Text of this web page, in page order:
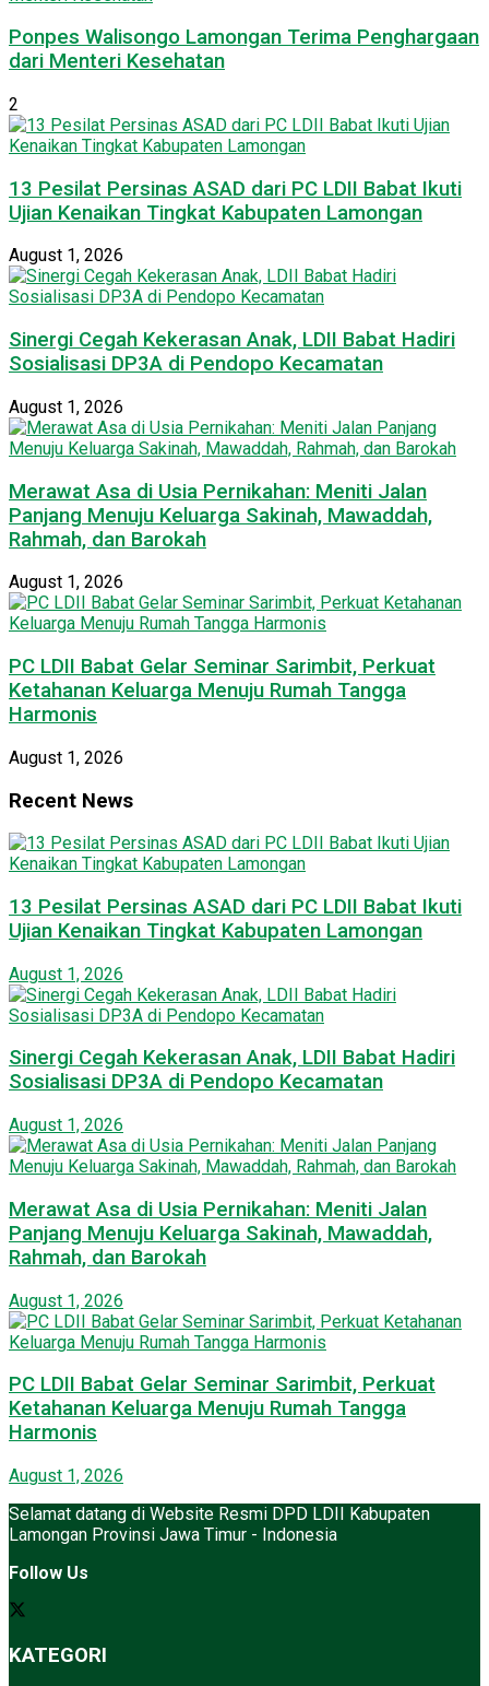
Ponpes Walisongo Lamongan Terima Penghargaan
dari Menteri Kesehatan
2
13 Pesilat Persinas ASAD dari PC LDII Babat Ikuti
Ujian Kenaikan Tingkat Kabupaten Lamongan
August 1, 2026
Sinergi Cegah Kekerasan Anak, LDII Babat Hadiri
Sosialisasi DP3A di Pendopo Kecamatan
August 1, 2026
Merawat Asa di Usia Pernikahan: Meniti Jalan
Panjang Menuju Keluarga Sakinah, Mawaddah,
Rahmah, dan Barokah
August 1, 2026
PC LDII Babat Gelar Seminar Sarimbit, Perkuat
Ketahanan Keluarga Menuju Rumah Tangga
Harmonis
August 1, 2026
Recent News
13 Pesilat Persinas ASAD dari PC LDII Babat Ikuti
Ujian Kenaikan Tingkat Kabupaten Lamongan
August 1, 2026
Sinergi Cegah Kekerasan Anak, LDII Babat Hadiri
Sosialisasi DP3A di Pendopo Kecamatan
August 1, 2026
Merawat Asa di Usia Pernikahan: Meniti Jalan
Panjang Menuju Keluarga Sakinah, Mawaddah,
Rahmah, dan Barokah
August 1, 2026
PC LDII Babat Gelar Seminar Sarimbit, Perkuat
Ketahanan Keluarga Menuju Rumah Tangga
Harmonis
August 1, 2026
Selamat datang di Website Resmi DPD LDII Kabupaten
Lamongan Provinsi Jawa Timur - Indonesia
Follow Us
KATEGORI